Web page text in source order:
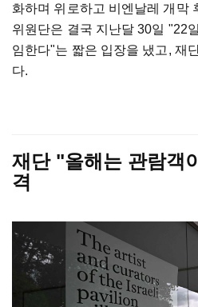
화하며 위로하고 비엔날레 개막
위원단은 결국 지난달 30일 "22
임한다"는 짧은 입장을 냈고, 재
다.
재단 "올해는 관람객
격